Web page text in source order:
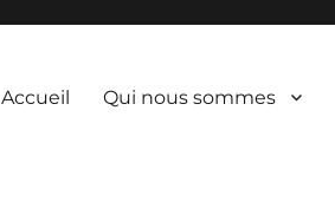
Accueil Qui nous sommes